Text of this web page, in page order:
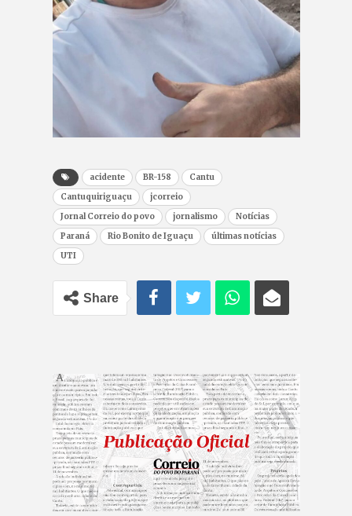
acidente BR-158
Cantu
Cantuquiriguaçu
jcorreio
Jornal Correio do povo
jornalismo
Notícias
Paraná
Rio Bonito de Iguaçu
últimas notícias
UTI
Share